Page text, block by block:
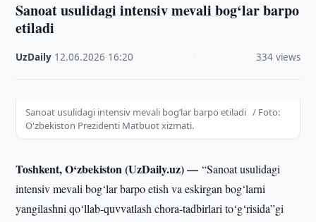
Sanoat usulidagi intensiv mevali bog‘lar barpo
etiladi
UzDaily 12.06.2026 16:20 334 views
Sanoat usulidagi intensiv mevali bog‘lar barpo etiladi / Foto:
O'zbekiston Prezidenti Matbuot xizmati.
Toshkent, O‘zbekiston (UzDaily.uz) —“Sanoat usulidagi
intensiv mevali bog‘lar barpo etish va eskirgan bog‘larni
yangilashni qo‘llab-quvvatlash chora-tadbirlari to‘g‘risida”gi